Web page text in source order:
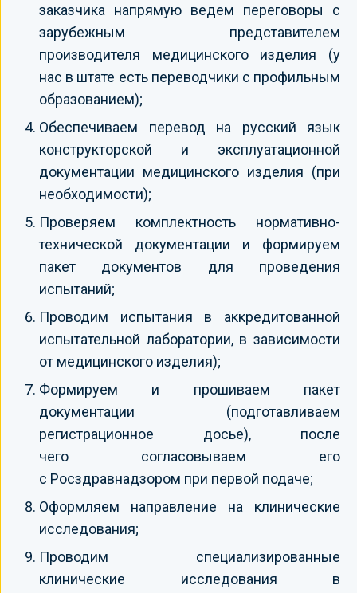
заказчика напрямую ведем переговоры с
зарубежным представителем
производителя медицинского изделия (у
нас в штате есть переводчики с профильным
образованием);
Обеспечиваем перевод на русский язык
конструкторской и эксплуатационной
документации медицинского изделия (при
необходимости);
Проверяем комплектность нормативно-
технической документации и формируем
пакет документов для проведения
испытаний;
Проводим испытания в аккредитованной
испытательной лаборатории, в зависимости
от медицинского изделия);
Формируем и прошиваем пакет
документации (подготавливаем
регистрационное досье), после
чего согласовываем его
с Росздравнадзором при первой подаче;
Оформляем направление на клинические
исследования;
Проводим специализированные
клинические исследования в